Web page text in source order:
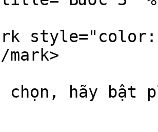
mark>
chọn, hãy bật